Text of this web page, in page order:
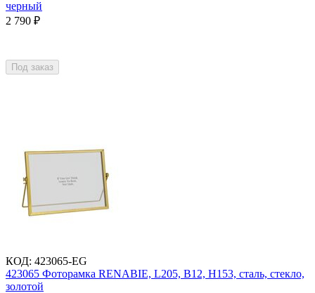
черный
2 790 ₽
Под заказ
КОД: 423065-EG
423065 Фоторамка RENABIE, L205, B12, H153, сталь, стекло,
золотой